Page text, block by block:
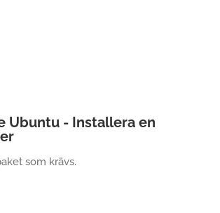
Ubuntu - Installera en
som krävs.